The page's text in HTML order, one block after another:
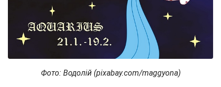
Фото: Водолій (pixabay.com/maggyona)